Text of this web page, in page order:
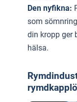
Den nyfikna:
som
din kropp ger
hälsa.